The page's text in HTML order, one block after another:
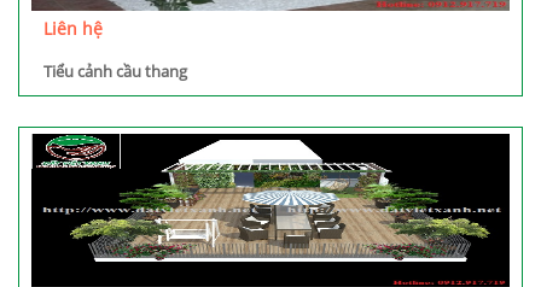
Liên hệ
Tiểu cảnh cầu thang